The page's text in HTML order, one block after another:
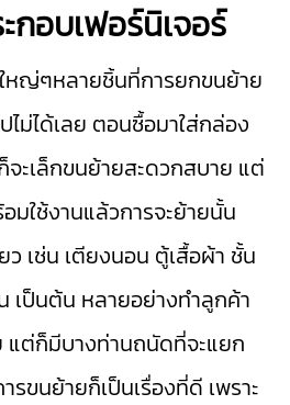
กอบเฟอร์นิเจอร์
หญ่ๆหลายชิ้นที่การยกขนย้าย
ไม่ได้เลย ตอนซื้อมาใส่กล่อง
ะเล็กขนย้ายสะดวกสบาย แต่
มใช้งานแล้วการจะย้ายนั้น
เช่น เตียงนอน ตู้เสื้อผ้า ชั้น
เป็นต้น หลายอย่างทำลูกค้า
แต่ก็มีบางท่านถนัดที่จะแยก
รขนย้ายก็เป็นเรื่องที่ดี เพราะ